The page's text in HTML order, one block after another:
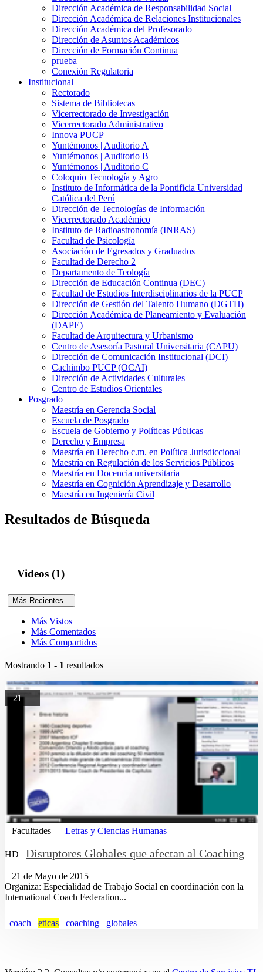
Dirección Académica de Responsabilidad Social
Dirección Académica de Relaciones Institucionales
Dirección Académica del Profesorado
Dirección de Asuntos Académicos
Dirección de Formación Continua
prueba
Conexión Regulatoria
Institucional
Rectorado
Sistema de Bibliotecas
Vicerrectorado de Investigación
Vicerrectorado Administrativo
Innova PUCP
Yuntémonos | Auditorio A
Yuntémonos | Auditorio B
Yuntémonos | Auditorio C
Coloquio Tecnología y Agro
Instituto de Informática de la Pontificia Universidad
Católica del Perú
Dirección de Tecnologías de Información
Vicerrectorado Académico
Instituto de Radioastronomía (INRAS)
Facultad de Psicología
Asociación de Egresados y Graduados
Facultad de Derecho 2
Departamento de Teología
Dirección de Educación Continua (DEC)
Facultad de Estudios Interdisciplinarios de la PUCP
Dirección de Gestión del Talento Humano (DGTH)
Dirección Académica de Planeamiento y Evaluación
(DAPE)
Facultad de Arquitectura y Urbanismo
Centro de Asesoría Pastoral Universitaria (CAPU)
Dirección de Comunicación Institucional (DCI)
Cachimbo PUCP (OCAI)
Dirección de Actividades Culturales
Centro de Estudios Orientales
Posgrado
Maestría en Gerencia Social
Escuela de Posgrado
Escuela de Gobierno y Políticas Públicas
Derecho y Empresa
Maestría en Derecho c.m. en Política Jurisdiccional
Maestría en Regulación de los Servicios Públicos
Maestría en Docencia universitaria
Maestría en Cognición Aprendizaje y Desarrollo
Maestría en Ingeniería Civil
Resultados de Búsqueda
Videos (1)
Más Recientes
Más Vistos
Más Comentados
Más Compartidos
Mostrando 1 - 1 resultados
21
Facultades Letras y Ciencias Humanas
HD Disruptores Globales que afectan al Coaching
21 de Mayo de 2015
Organiza: Especialidad de Trabajo Social en coordinación con la
International Coach Federation...
coach eticas coaching globales